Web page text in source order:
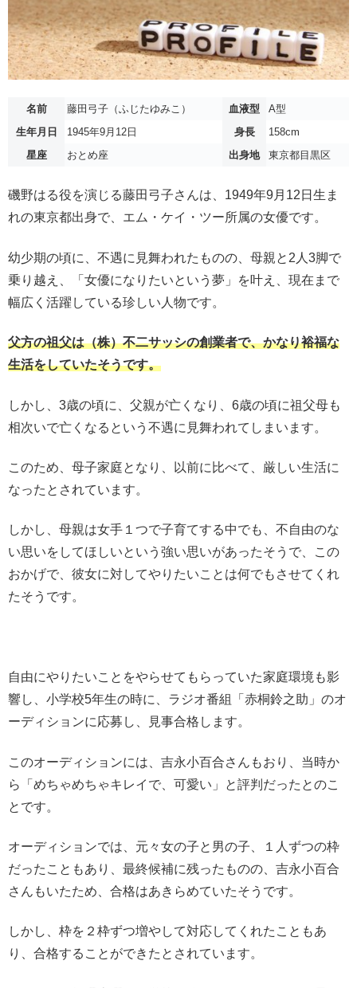
名前 藤田弓子（ふじたゆみこ） 血液型
A型
生年月日
1945年9月12日 身長
158cm
星座
おとめ座 出身地 東京都目黒区
磯野はる役を演じる藤田弓子さんは、1949年9月12日生ま
れの東京都出身で、エム・ケイ・ツー所属の女優です。
幼少期の頃に、不遇に見舞われたものの、母親と2人3脚で
乗り越え、「女優になりたいという夢」を叶え、現在まで
幅広く活躍している珍しい人物です。
父方の祖父は（株）不二サッシの創業者で、かなり裕福な
生活をしていたそうです。
しかし、3歳の頃に、父親が亡くなり、6歳の頃に祖父母も
相次いで亡くなるという不遇に見舞われてしまいます。
このため、母子家庭となり、以前に比べて、厳しい生活に
なったとされています。
しかし、母親は女手１つで子育てする中でも、不自由のな
い思いをしてほしいという強い思いがあったそうで、この
おかげで、彼女に対してやりたいことは何でもさせてくれ
たそうです。
自由にやりたいことをやらせてもらっていた家庭環境も影
響し、小学校5年生の時に、ラジオ番組「赤桐鈴之助」のオ
ーディションに応募し、見事合格します。
このオーディションには、吉永小百合さんもおり、当時か
ら「めちゃめちゃキレイで、可愛い」と評判だったとのこ
とです。
オーディションでは、元々女の子と男の子、１人ずつの枠
だったこともあり、最終候補に残ったものの、吉永小百合
さんもいたため、合格はあきらめていたそうです。
しかし、枠を２枠ずつ増やして対応してくれたこともあ
り、合格することができたとされています。